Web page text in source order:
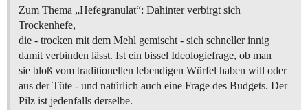
Zum Thema „Hefegranulat“: Dahinter verbirgt sich
Trockenhefe,
die - trocken mit dem Mehl gemischt - sich schneller innig
damit verbinden lässt. Ist ein bissel Ideologiefrage, ob man
sie bloß vom traditionellen lebendigen Würfel haben will oder
aus der Tüte - und natürlich auch eine Frage des Budgets. Der
Pilz ist jedenfalls derselbe.